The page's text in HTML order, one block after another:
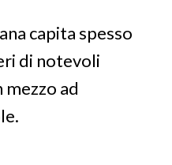
capita spesso
di notevoli
ad